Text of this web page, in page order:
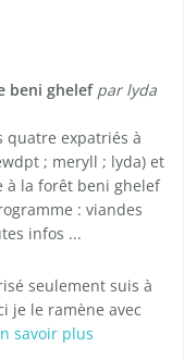
beni ghelef par lyda
quatre expatriés à
; meryll ; lyda) et
à la forêt beni ghelef
: viandes
infos ...
seulement suis à
je le ramène avec
savoir plus